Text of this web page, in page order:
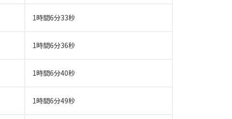
1時間6分33秒
1時間6分36秒
1時間6分40秒
1時間6分49秒